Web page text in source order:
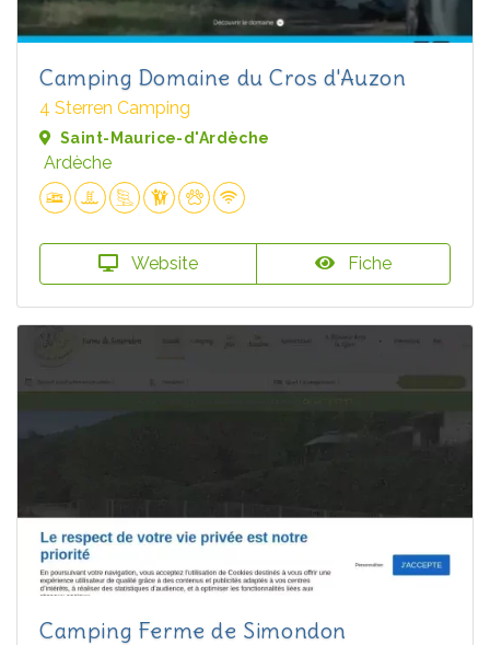
Camping Domaine du Cros d'Auzon
4 Sterren Camping
Saint-Maurice-d'Ardèche
Ardèche
Website Fiche
Camping Ferme de Simondon